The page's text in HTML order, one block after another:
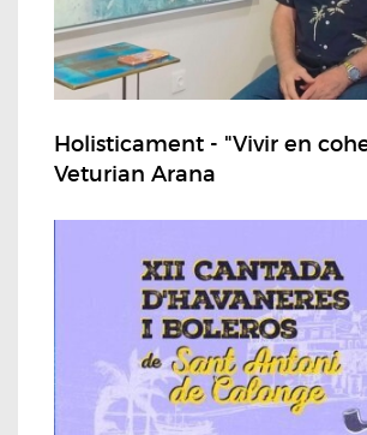
Holisticament - "Vivir en
Veturian Arana